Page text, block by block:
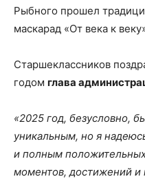
Рыбного прошел
маскарад «От века к
Старшеклассников
годом глава
«2025 год, безусловно,
уникальным, но я
и полным
моментов, достижений